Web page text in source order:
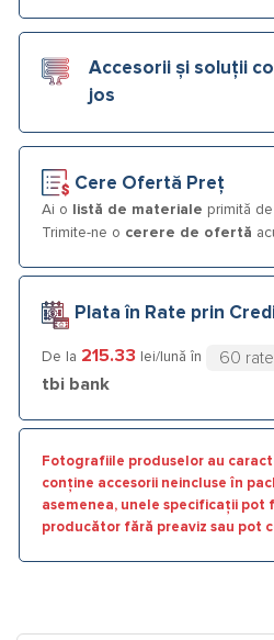
Accesorii și soluții
jos
Cere Ofertă Preț
Ai o listă de materiale primită
Trimite-ne o cerere de ofertă
Plata în Rate prin
De la 215.33 lei/lună în
tbi bank
Fotografiile produselor au
conține accesorii neincluse în
asemenea, unele specificații
producător fără preaviz sau pot